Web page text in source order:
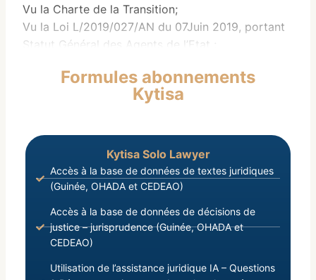
Vu la Charte de la Transition;
Vu la Loi L/2019/027/AN du 07Juin 2019, portant
Statut Général des Agents de l’Etat ;
portant Statut Particulier des Institutions
d’Enseignement Supérieur, de Recherche
d’Information ;
Formules abonnements
Kytisa
Kytisa Solo Lawyer
Accès à la base de données de textes juridiques
(Guinée, OHADA et CEDEAO)
Accès à la base de données de décisions de
justice – jurisprudence (Guinée, OHADA et
CEDEAO)
Utilisation de l’assistance juridique IA – Questions